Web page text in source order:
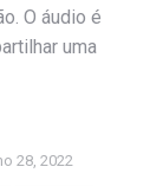
O áudio é
uma
28, 2022